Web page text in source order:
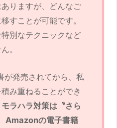
りますが、どんなご
すことが可能です。
別なテクニックなど
。
が発売されてから、私
み重ねることができ
モラハラ対策は〝さら
Amazonの電子書籍